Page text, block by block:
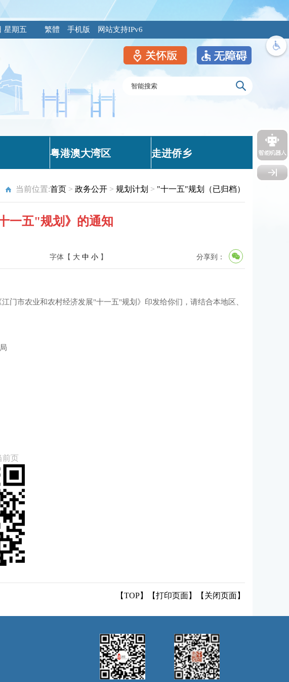
星期五 繁體 手机版 网站支持IPv6
粤港澳大湾区 走进侨乡
当前位置:首页 > 政务公开 > 规划计划 > "十一五"规划（已归档）
一五"规划》的通知
字体【 大 中 小】 分享到：
门市农业和农村经济发展"十一五"规划》印发给你们，请结合本地区、
前页
【TOP】 【打印页面】【 关闭页面】